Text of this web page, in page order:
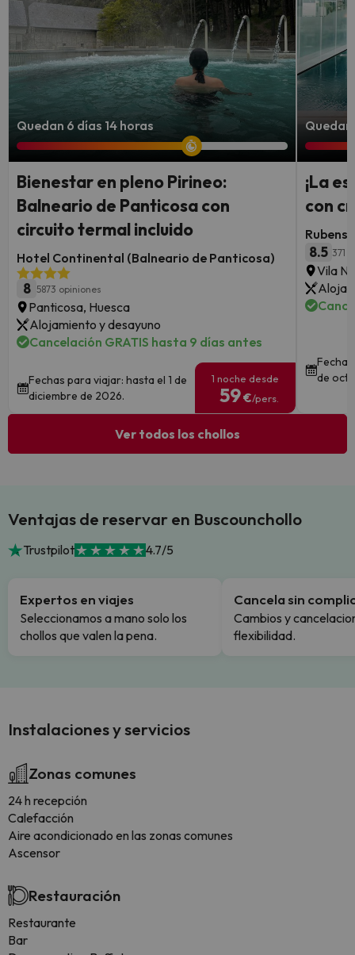
Quedan 6 días 14 horas
Bienestar en pleno Pirineo:
Balneario de Panticosa con
circuito termal incluido
Hotel Continental (Balneario de Panticosa)
8 5873 opiniones
Panticosa, Huesca
Alojamiento y desayuno
Cancelación GRATIS hasta 9 días antes
Fechas para viajar: hasta el 1 de
diciembre de 2026.
1 noche desde
59€/pers.
¡La
con
Rubens
8.5 371
Vila
de
Ver todos los chollos
Ventajas de reservar en Buscounchollo
Trustpilot 4.7/5
Expertos en viajes
Seleccionamos a mano solo los
chollos que valen la pena.
Cancela sin
Cambios y
flexibilidad.
Instalaciones y servicios
Zonas comunes
24 h recepción
Calefacción
Aire acondicionado en las zonas comunes
Ascensor
Restauración
Restaurante
Bar